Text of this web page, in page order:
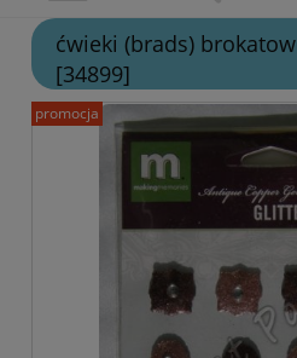
ćwieki (brads)
[34899]
promocja